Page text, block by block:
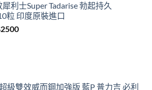
$799
through
$2099
利士Super Tadarise 勃起持久
粒 印度原裝進口
2500Price
級雙效威而鋼加強版 藍P 普力吉 必利